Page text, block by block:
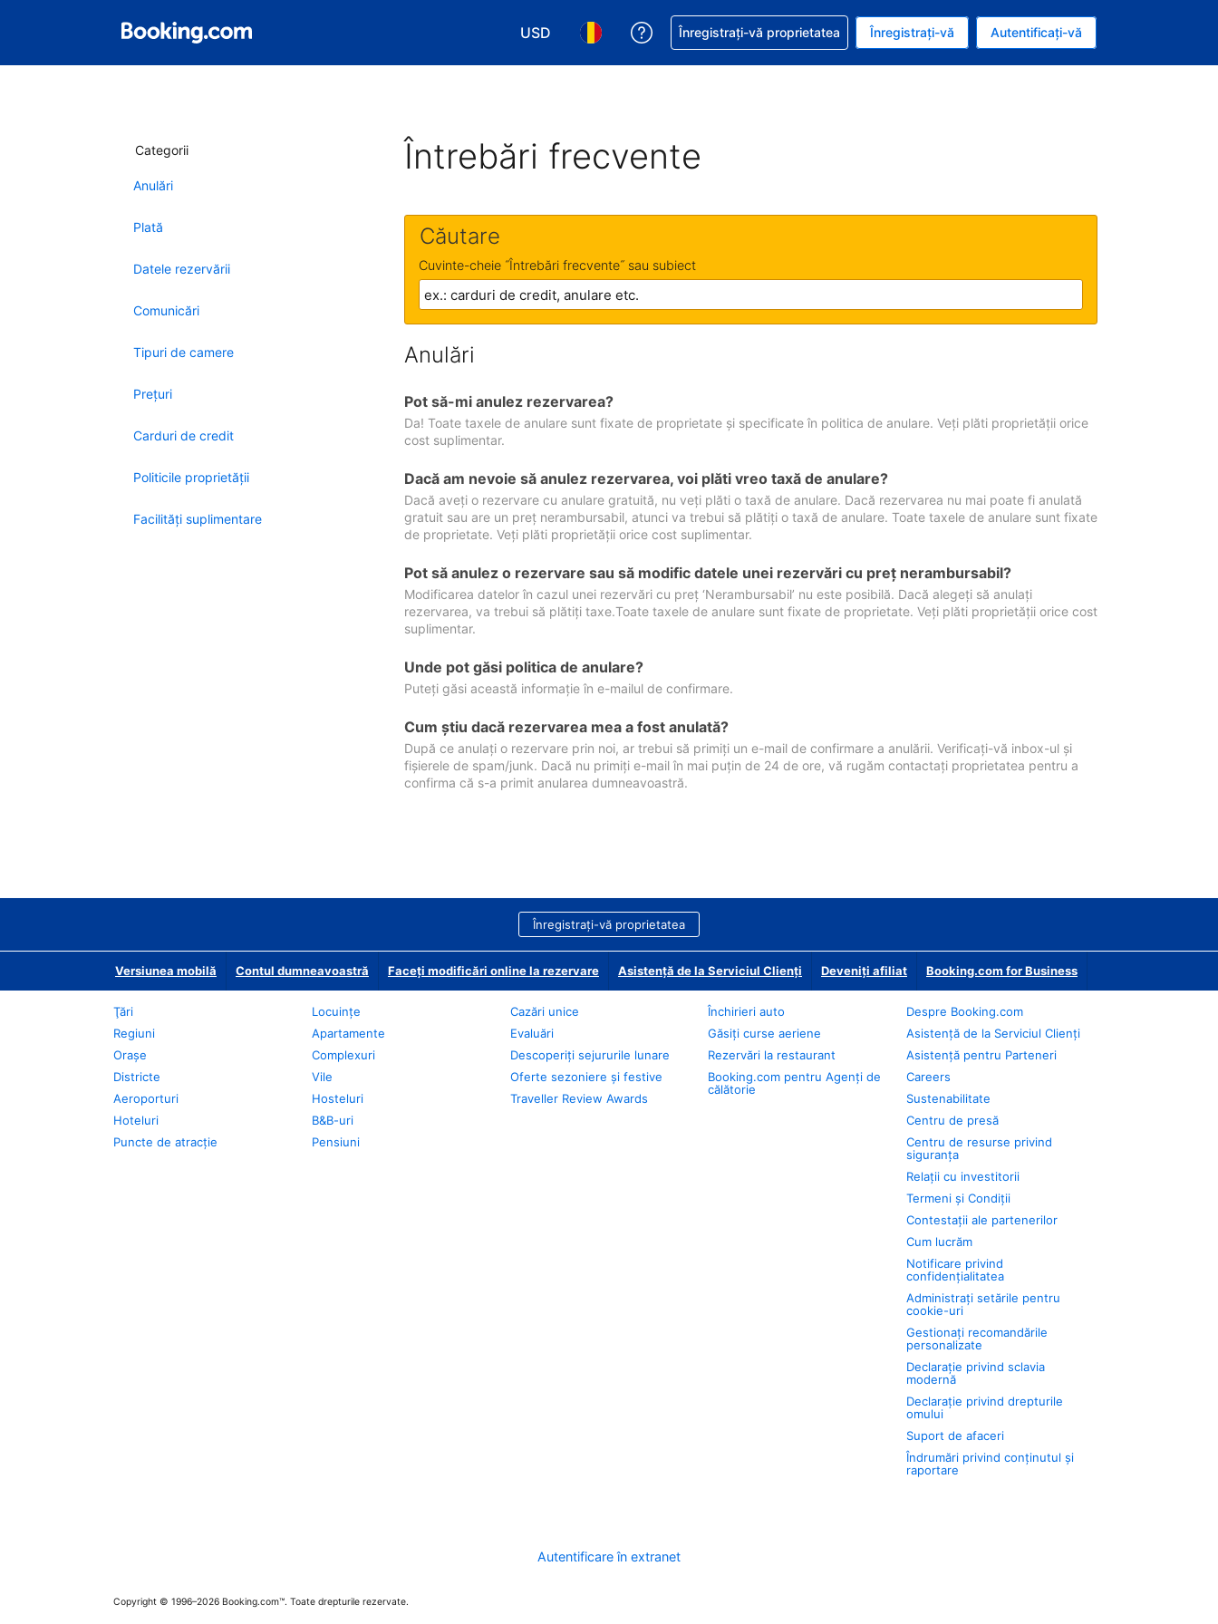
USD
Alegeţi moneda. Moneda actuală este Dolar american
Alegeți limba. Limba actuală este Română
Primiți asistență cu privire la rezervarea dvs.
Înregistrați-vă proprietatea Înregistrați-vă Autentificați-vă
Categorii
Anulări
Plată
Datele rezervării
Comunicări
Tipuri de camere
Preţuri
Carduri de credit
Politicile proprietății
Facilităţi suplimentare
Întrebări frecvente
Căutare
Cuvinte-cheie ˝Întrebări frecvente˝ sau subiect
Anulări
Pot să-mi anulez rezervarea?
Da! Toate taxele de anulare sunt fixate de proprietate și specificate în politica de anulare. Veți plăti proprietății orice
cost suplimentar.
Dacă am nevoie să anulez rezervarea, voi plăti vreo taxă de anulare?
Dacă aveți o rezervare cu anulare gratuită, nu veți plăti o taxă de anulare. Dacă rezervarea nu mai poate fi anulată
gratuit sau are un preț nerambursabil, atunci va trebui să plătiți o taxă de anulare. Toate taxele de anulare sunt fixate
de proprietate. Veți plăti proprietății orice cost suplimentar.
Pot să anulez o rezervare sau să modific datele unei rezervări cu preţ nerambursabil?
Modificarea datelor în cazul unei rezervări cu preț ‘Nerambursabil’ nu este posibilă. Dacă alegeți să anulați
rezervarea, va trebui să plătiți taxe.Toate taxele de anulare sunt fixate de proprietate. Veți plăti proprietății orice cost
suplimentar.
Unde pot găsi politica de anulare?
Puteți găsi această informație în e-mailul de confirmare.
Cum ştiu dacă rezervarea mea a fost anulată?
După ce anulați o rezervare prin noi, ar trebui să primiți un e-mail de confirmare a anulării. Verificați-vă inbox-ul și
fișierele de spam/junk. Dacă nu primiți e-mail în mai puțin de 24 de ore, vă rugăm contactați proprietatea pentru a
confirma că s-a primit anularea dumneavoastră.
Înregistrați-vă proprietatea
Versiunea mobilă Contul dumneavoastră Faceți modificări online la rezervare Asistență de la Serviciul Clienți Deveniţi afiliat Booking.com for Business
Ţări
Regiuni
Oraşe
Districte
Aeroporturi
Hoteluri
Puncte de atracţie
Locuințe
Apartamente
Complexuri
Vile
Hosteluri
B&B-uri
Pensiuni
Cazări unice
Evaluări
Descoperiți sejururile lunare
Oferte sezoniere și festive
Traveller Review Awards
Închirieri auto
Găsiți curse aeriene
Rezervări la restaurant
Booking.com pentru Agenți de
călătorie
Despre Booking.com
Asistență de la Serviciul Clienți
Asistență pentru Parteneri
Careers
Sustenabilitate
Centru de presă
Centru de resurse privind
siguranța
Relații cu investitorii
Termeni și Condiții
Contestații ale partenerilor
Cum lucrăm
Notificare privind
confidențialitatea
Administrați setările pentru
cookie-uri
Gestionați recomandările
personalizate
Declarație privind sclavia
modernă
Declarație privind drepturile
omului
Suport de afaceri
Îndrumări privind conținutul și
raportare
Autentificare în extranet
Copyright © 1996–2026 Booking.com™. Toate drepturile rezervate.